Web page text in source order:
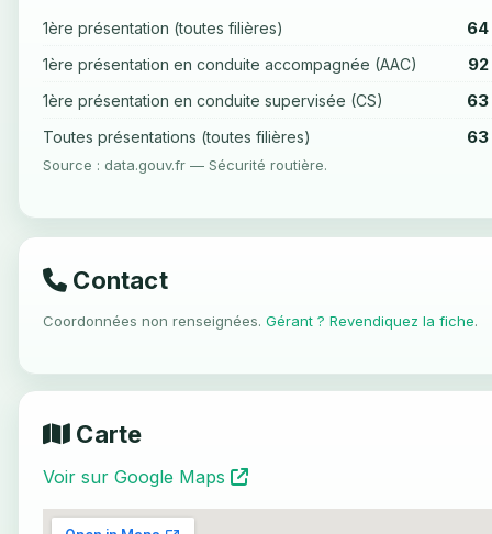
1ère présentation (toutes filières) 64
1ère présentation en conduite accompagnée (AAC)
1ère présentation en conduite supervisée (CS) 63
Toutes présentations (toutes filières) 63
Source : data.gouv.fr — Sécurité routière.
Contact
Coordonnées non renseignées. Gérant ? Revendiquez la fiche.
Carte
Voir sur Google Maps